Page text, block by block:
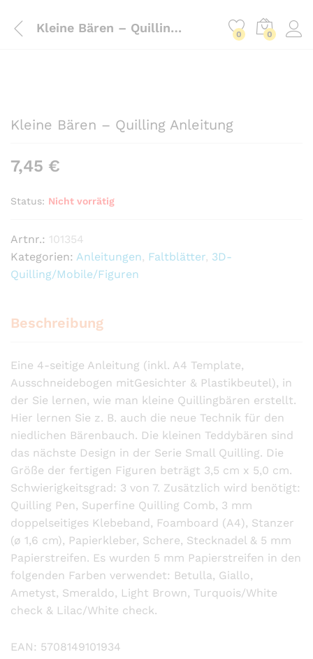
Kleine Bären – Quilling Anleitung 0 0
Kleine Bären – Quilling Anleitung
7,45 €
Status: Nicht vorrätig
Artnr.: 101354
Kategorien: Anleitungen, Faltblätter, 3D-
Quilling/Mobile/Figuren
Beschreibung
Eine 4-seitige Anleitung (inkl. A4 Template,
Ausschneidebogen mitGesichter & Plastikbeutel), in
der Sie lernen, wie man kleine Quillingbären erstellt.
Hier lernen Sie z. B. auch die neue Technik für den
niedlichen Bärenbauch. Die kleinen Teddybären sind
das nächste Design in der Serie Small Quilling. Die
Größe der fertigen Figuren beträgt 3,5 cm x 5,0 cm.
Schwierigkeitsgrad: 3 von 7. Zusätzlich wird benötigt:
Quilling Pen, Superfine Quilling Comb, 3 mm
doppelseitiges Klebeband, Foamboard (A4), Stanzer
(ø 1,6 cm), Papierkleber, Schere, Stecknadel & 5 mm
Papierstreifen. Es wurden 5 mm Papierstreifen in den
folgenden Farben verwendet: Betulla, Giallo,
Ametyst, Smeraldo, Light Brown, Turquois/White
check & Lilac/White check.
EAN: 5708149101934